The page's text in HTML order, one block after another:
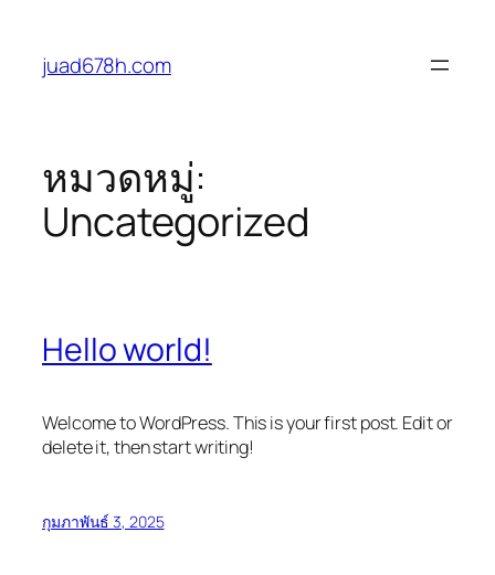
juad678h.com
หมวดหมู่:
Uncategorized
Hello world!
Welcome to WordPress. This is your first post. Edit or
delete it, then start writing!
กุมภาพันธ์ 3, 2025